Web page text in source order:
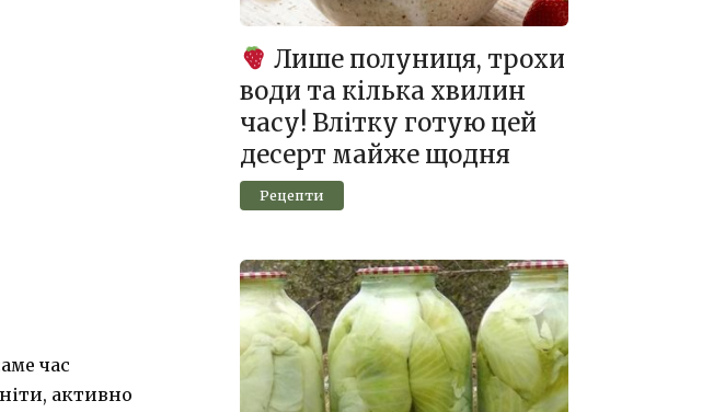
час
активно
Лише полуниця, трохи
води та кілька хвилин
часу! Влітку готую цей
десерт майже щодня
Рецепти